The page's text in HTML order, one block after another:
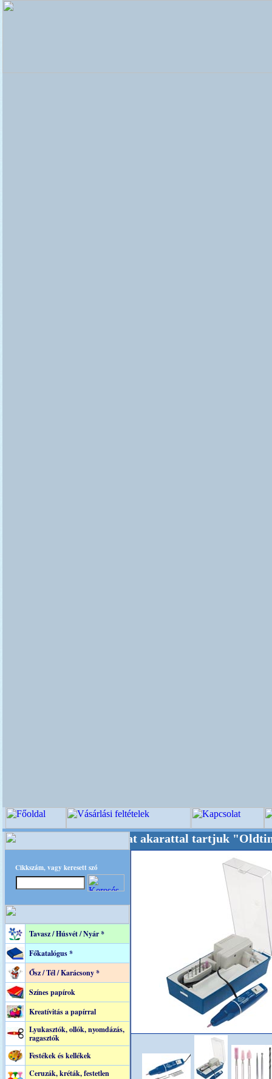
Cikkszám, vagy keresett szó
Tavasz / Húsvét / Nyár *
Főkatalógus *
Ősz / Tél / Karácsony *
Színes papírok
Kreatívitás a papírral
Lyukasztók, ollók, nyomdázás,
ragasztók
Festékek és kellékek
Ceruzák, kréták, festetlen
Oldalunkat akarattal tartjuk "Oldtimer/